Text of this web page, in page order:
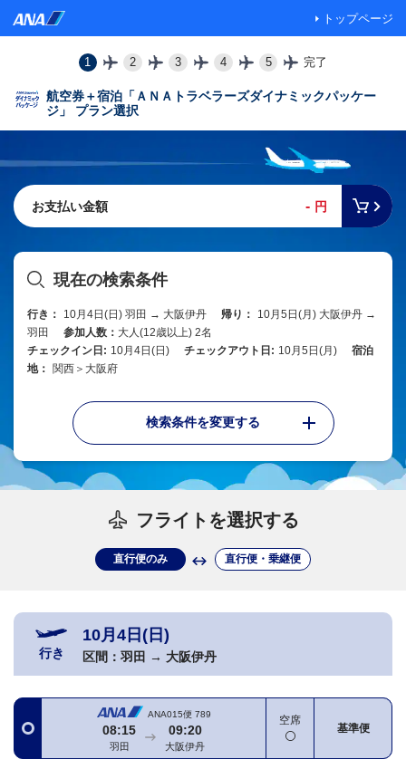
トップページ
1 2 3 4 5 完了
航空券＋宿泊「ＡＮＡトラベラーズダイナミックパッケー
ジ」 プラン選択
お支払い金額 - 円
現在の検索条件
行き： 10月4日(日) 羽田 → 大阪伊丹 帰り：
10月5日(月) 大阪伊丹 →
羽田
参加人数： 大人(12歳以上) 2名
チェックイン日: 10月4日(日) チェックアウト日: 10月5日(月)
宿泊
地：
関西＞大阪府
検索条件を変更する
フライトを選択する
直行便のみ 直行便・乗継便
行き
10月4日(日)
区間： 羽田 → 大阪伊丹
ANA015便 789
08:15
羽田
09:20
大阪伊丹
空席
基準便